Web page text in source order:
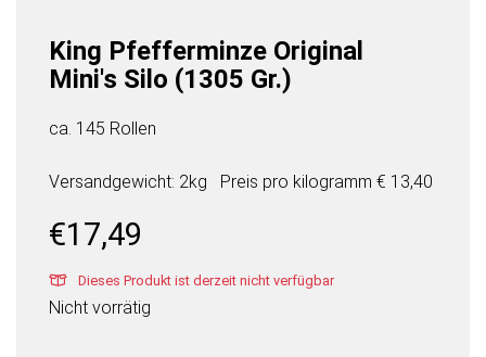
King Pfefferminze Original
Mini's Silo (1305 Gr.)
ca. 145 Rollen
Versandgewicht: 2kg Preis pro kilogramm € 13,40
€17,49
Dieses Produkt ist derzeit nicht verfügbar
Nicht vorrätig